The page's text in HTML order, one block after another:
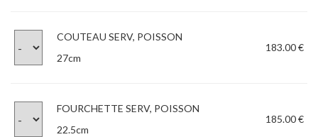
COUTEAU SERV, POISSON
27cm
183.00 €
FOURCHETTE SERV, POISSON
22.5cm
185.00 €